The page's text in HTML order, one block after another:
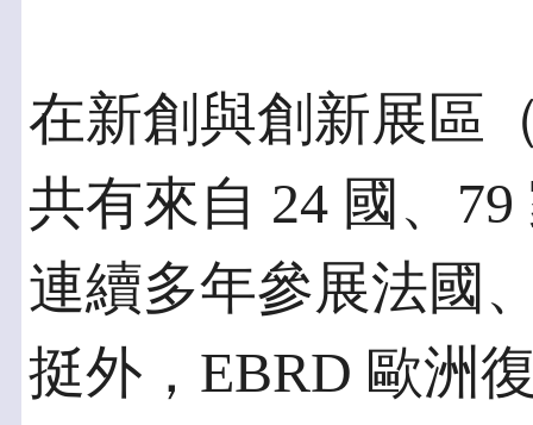
在新創與創新展區
共有來自 24 國、
連續多年參展法國
挺外，EBRD 歐洲